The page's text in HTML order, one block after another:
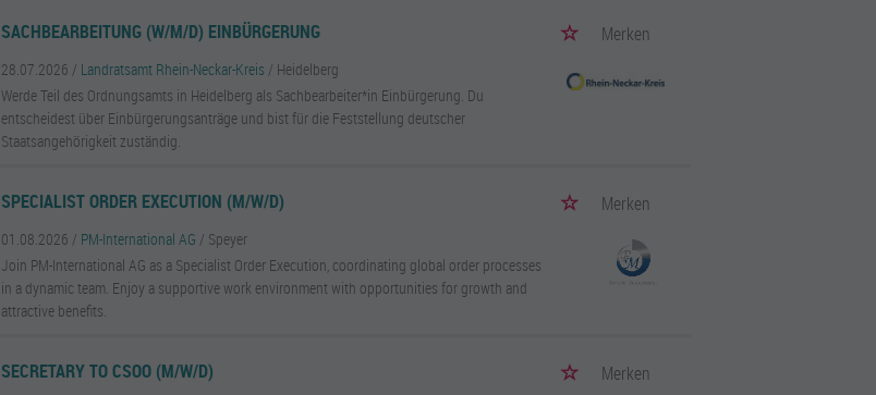
SACHBEARBEITUNG (W/M/D) EINBÜRGERUNG Merken
28.07.2026 / Landratsamt Rhein-Neckar-Kreis / Heidelberg
Werde Teil des Ordnungsamts in Heidelberg als Sachbearbeiter*in Einbürgerung. Du
entscheidest über Einbürgerungsanträge und bist für die Feststellung deutscher
Staatsangehörigkeit zuständig.
SPECIALIST ORDER EXECUTION (M/W/D) Merken
01.08.2026 / PM-International AG / Speyer
Join PM-International AG as a Specialist Order Execution, coordinating global order processes
in a dynamic team. Enjoy a supportive work environment with opportunities for growth and
attractive benefits.
SECRETARY TO CSOO (M/W/D) Merken